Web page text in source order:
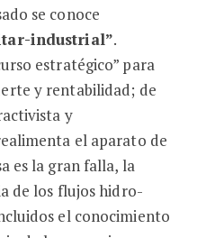
se conoce
industrial”.
estratégico” para
y rentabilidad; de
y
el aparato de
es la gran falla, la
de los flujos hidro-
el conocimiento